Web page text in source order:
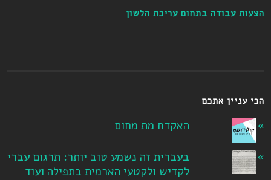
הצעות עבודה בתחום עריכת הלשון
הכי עניין אתכם
האקדח מת מחום
בעברית זה נשמע טוב יותר: תרגום עברי
לקדיש ולקטעי הארמית בתפילה ועוד